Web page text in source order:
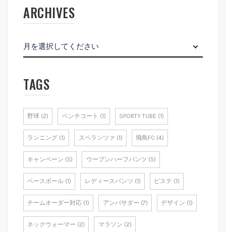
ARCHIVES
月を選択してください
TAGS
野球 (2) ベンチコート (1) SPORTY TUBE (1)
ランニング (1) スペランツァ (1) 飛鳥FC (4)
キャンペーン (5) ウーブンハーフパンツ (5)
ベースボール (1) レディースパンツ (1) ピステ (1)
チームオーダー対応 (1) アンバサダー (7) デザイン (1)
ネックウォーマー (2) マラソン (2)